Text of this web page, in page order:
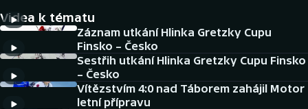
Cyklistika
DALŠÍ SPORTY
Americký fotbal
NEPŘEHLÉDNĚTE
Videa k tématu
Záznam utkání Hlinka Gretzky Cupu
Finsko – Česko
Sestřih utkání Hlinka Gretzky Cupu Finsko
– Česko
Vítězstvím 4:0 nad Táborem zahájil Motor
letní přípravu